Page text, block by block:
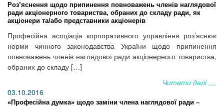
Роз’яснення щодо припинення повноважень членів наглядової
ради акціонерного товариства, обраних до складу ради, як
акціонери та/або представники акціонерів
Професійна асоціація корпоративного управління роз’яснює
норми чинного законодавства України щодо припинення
повноважень членів наглядової ради акціонерного товариства,
обраних до складу […]
Читати далі
03.10.2016
«Професійна думка» щодо заміни члена наглядової ради –